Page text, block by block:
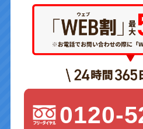
0120-